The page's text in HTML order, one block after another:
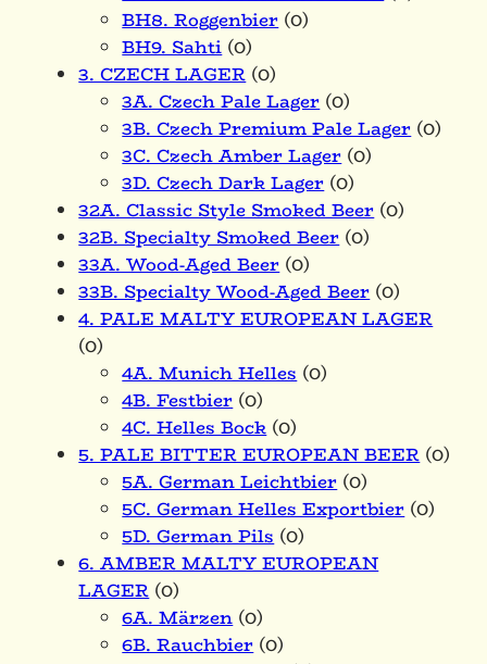
BH8. Roggenbier(0)
BH9. Sahti(0)
3. CZECH LAGER(0)
3A. Czech Pale Lager(0)
3B. Czech Premium Pale Lager(0)
3C. Czech Amber Lager(0)
3D. Czech Dark Lager(0)
32A. Classic Style Smoked Beer(0)
32B. Specialty Smoked Beer(0)
33A. Wood-Aged Beer(0)
33B. Specialty Wood-Aged Beer(0)
4. PALE MALTY EUROPEAN LAGER
(0)
4A. Munich Helles(0)
4B. Festbier(0)
4C. Helles Bock(0)
5. PALE BITTER EUROPEAN BEER(0)
5A. German Leichtbier(0)
5C. German Helles Exportbier(0)
5D. German Pils(0)
6. AMBER MALTY EUROPEAN
LAGER(0)
6A. Märzen(0)
6B. Rauchbier(0)